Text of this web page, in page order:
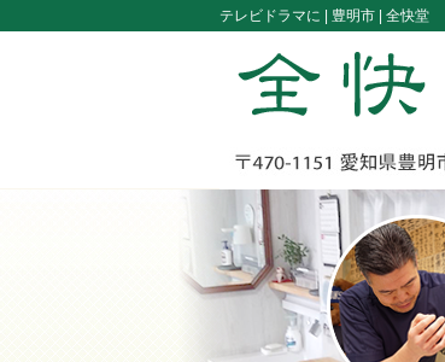
テレビドラマに | 豊明市 | 全快堂